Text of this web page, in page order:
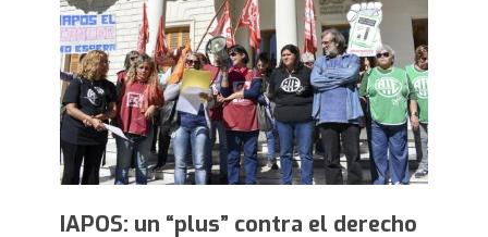
IAPOS: un “plus” contra el derecho